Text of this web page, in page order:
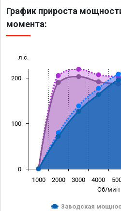
График прироста
момента:
Об/мин
л.с.
Заводская
1000 2000 3000 4000
0
100
200